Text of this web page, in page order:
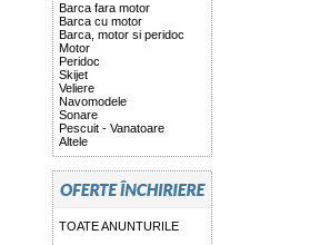
Barca fara motor
Barca cu motor
Barca, motor si peridoc
Motor
Peridoc
Skijet
Veliere
Navomodele
Sonare
Pescuit - Vanatoare
Altele
TOATE ANUNTURILE